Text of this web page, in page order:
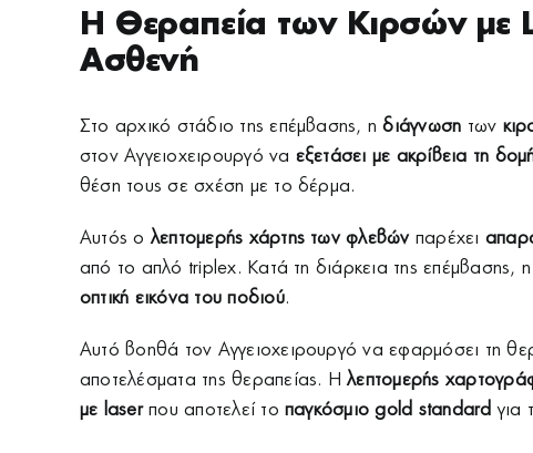
Η Θεραπεία των Κιρσών με
Ασθενή
Στο αρχικό στάδιο της επέμβασης, ηδιάγνωση των
στον Αγγειοχειρουργό να εξετάσει με ακρίβεια τη
θέση τους σε σχέση με το δέρμα.
Αυτός ολεπτομερής χάρτης των φλεβών παρέχει
από το απλό triplex. Κατά τη διάρκεια της επέμβασης,
οπτική εικόνα του ποδιού.
Αυτό βοηθά τον Αγγειοχειρουργό να εφαρμόσει τη
αποτελέσματα της θεραπείας. Ηλεπτομερής
με laserπου αποτελεί τοπαγκόσμιοgold standard για